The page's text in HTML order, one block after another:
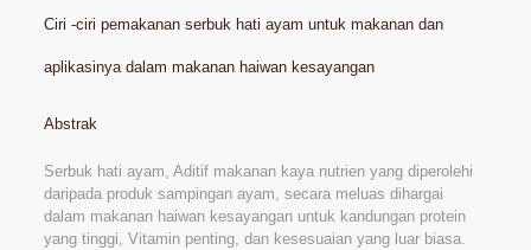
Ciri -ciri pemakanan serbuk hati ayam untuk makanan dan
aplikasinya dalam makanan haiwan kesayangan
Abstrak
Serbuk hati ayam, Aditif makanan kaya nutrien yang diperolehi
daripada produk sampingan ayam, secara meluas dihargai
dalam makanan haiwan kesayangan untuk kandungan protein
yang tinggi, Vitamin penting, dan kesesuaian yang luar biasa.